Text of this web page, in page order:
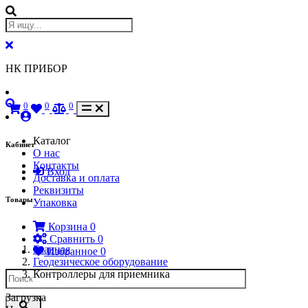
НК ПРИБОР
Кабинет
Вход
Товары
Корзина 0
Сравнить 0
Избранное 0
0 0 0
Каталог
О нас
Контакты
Доставка и оплата
Реквизиты
Упаковка
Главная
Геодезическое оборудование
Контроллеры для приемника
Загрузка